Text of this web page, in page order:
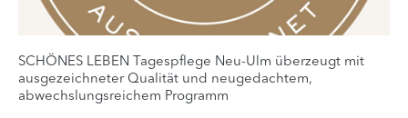
SCHÖNES LEBEN Tagespflege Neu-Ulm überzeugt mit
ausgezeichneter Qualität und neugedachtem,
abwechslungsreichem Programm